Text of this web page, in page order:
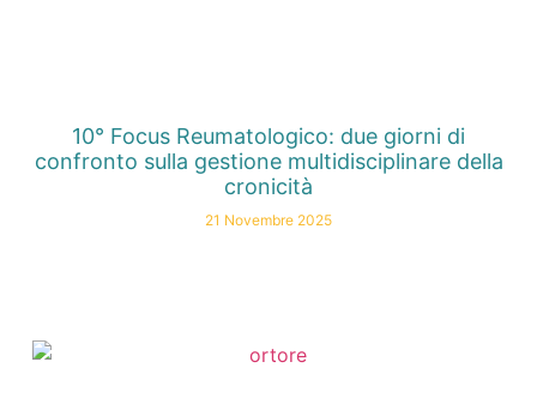
10° Focus Reumatologico: due giorni di
confronto sulla gestione multidisciplinare della
cronicità
21 Novembre 2025